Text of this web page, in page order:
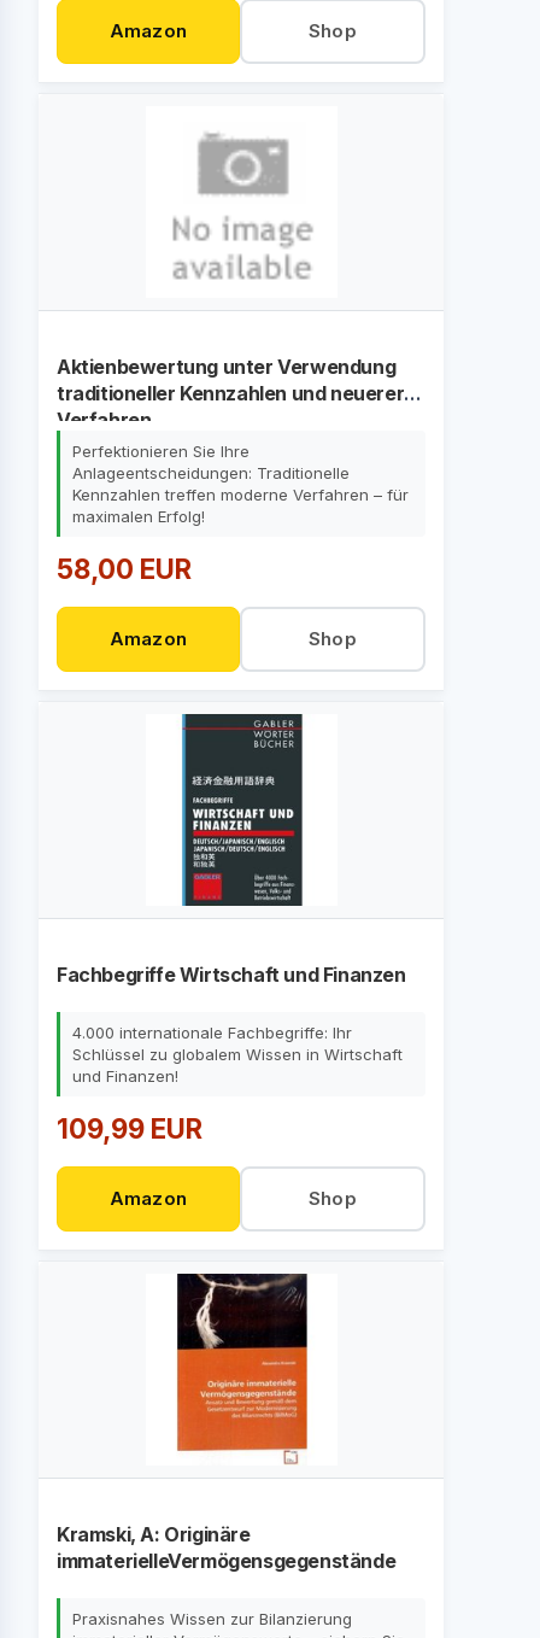
Amazon Shop
Aktienbewertung unter Verwendung
traditioneller Kennzahlen und neuerer
Verfahren
Perfektionieren Sie Ihre
Anlageentscheidungen: Traditionelle
Kennzahlen treffen moderne Verfahren – für
maximalen Erfolg!
58,00 EUR
Amazon Shop
Fachbegriffe Wirtschaft und Finanzen
4.000 internationale Fachbegriffe: Ihr
Schlüssel zu globalem Wissen in Wirtschaft
und Finanzen!
109,99 EUR
Amazon Shop
Kramski, A: Originäre
immaterielleVermögensgegenstände
Praxisnahes Wissen zur Bilanzierung